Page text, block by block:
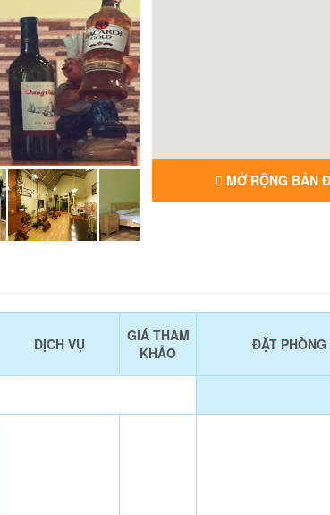
MỞ RỘNG BẢN
DỊCH VỤ
GIÁ THAM
KHẢO
ĐẶT PHÒNG